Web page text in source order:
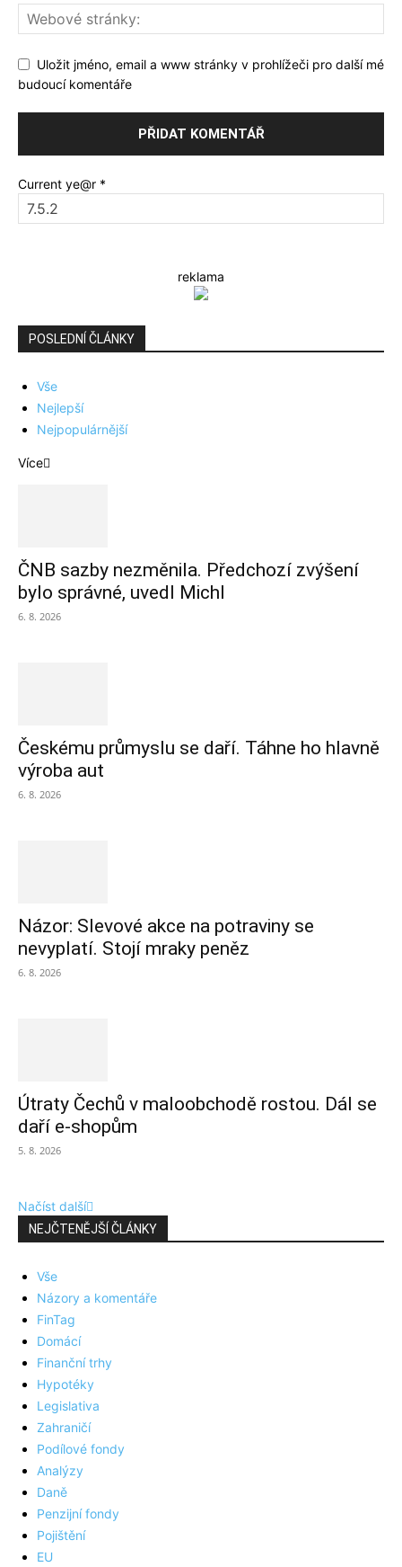
Uložit jméno, email a www stránky v prohlížeči pro další mé
budoucí komentáře
Current ye@r *
reklama
POSLEDNÍ ČLÁNKY
Vše
Nejlepší
Nejpopulárnější
Více
ČNB sazby nezměnila. Předchozí zvýšení
bylo správné, uvedl Michl
6. 8. 2026
Českému průmyslu se daří. Táhne ho hlavně
výroba aut
6. 8. 2026
Názor: Slevové akce na potraviny se
nevyplatí. Stojí mraky peněz
6. 8. 2026
Útraty Čechů v maloobchodě rostou. Dál se
daří e-shopům
5. 8. 2026
Načíst další
NEJČTENĚJŠÍ ČLÁNKY
Vše
Názory a komentáře
FinTag
Domácí
Finanční trhy
Hypotéky
Legislativa
Zahraničí
Podílové fondy
Analýzy
Daně
Penzijní fondy
Pojištění
EU